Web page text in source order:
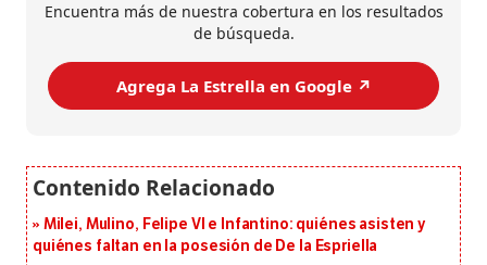
Encuentra más de nuestra cobertura en los resultados
de búsqueda.
Agrega La Estrella en Google ↗️
Milei, Mulino, Felipe VI e Infantino: quiénes asisten y
quiénes faltan en la posesión de De la Espriella